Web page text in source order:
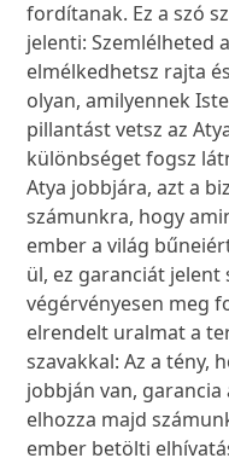
fordítanak. Ez a szó
jelenti: Szemlélheted
elmélkedhetsz rajta
olyan, amilyennek
pillantást vetsz az
különbséget fogsz
Atya jobbjára, azt a
számunkra, hogy
ember a világ
ül, ez garanciát
végérvényesen meg
elrendelt uralmat a
szavakkal: Az a tény,
jobbján van, garancia
elhozza majd
ember betölti